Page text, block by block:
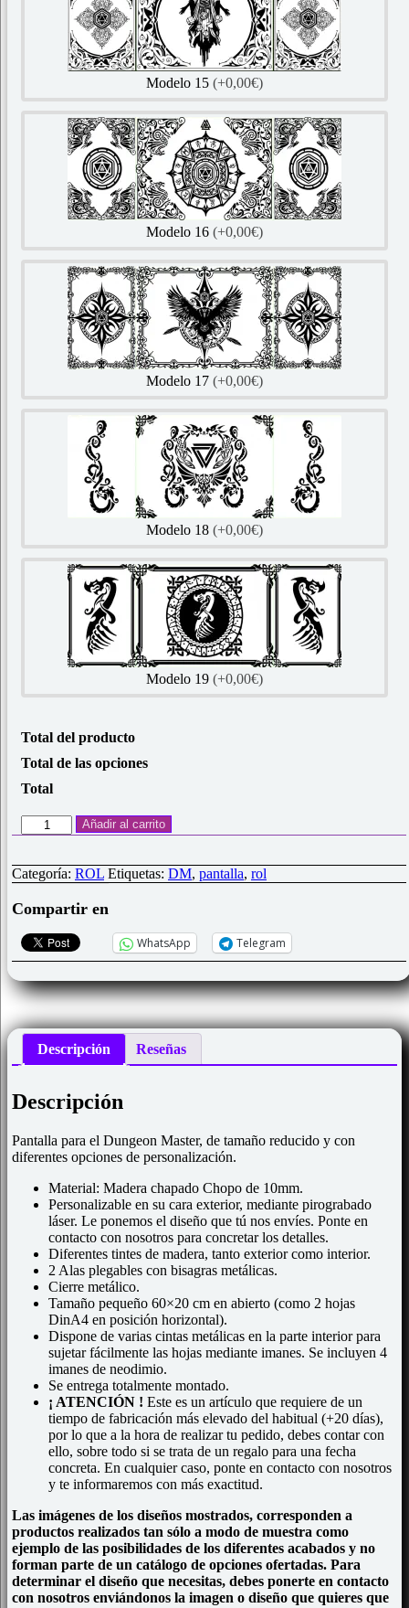
Modelo 15 (+0,00€)
Modelo 16 (+0,00€)
Modelo 17 (+0,00€)
Modelo 18 (+0,00€)
Modelo 19 (+0,00€)
Total del producto
Total de las opciones
Total
Pantalla
Dungeon
"PRO-
Lite"
Personalizable
cantidad
Añadir al carrito
Categoría: ROL Etiquetas: DM, pantalla, rol
Compartir en
WhatsApp Telegram
Descripción Reseñas
Descripción
Pantalla para el Dungeon Master, de tamaño reducido y con
diferentes opciones de personalización.
Material: Madera chapado Chopo de 10mm.
Personalizable en su cara exterior, mediante pirograbado
láser. Le ponemos el diseño que tú nos envíes. Ponte en
contacto con nosotros para concretar los detalles.
Diferentes tintes de madera, tanto exterior como interior.
2 Alas plegables con bisagras metálicas.
Cierre metálico.
Tamaño pequeño 60×20 cm en abierto (como 2 hojas
DinA4 en posición horizontal).
Dispone de varias cintas metálicas en la parte interior para
sujetar fácilmente las hojas mediante imanes. Se incluyen 4
imanes de neodimio.
Se entrega totalmente montado.
¡ ATENCIÓN ! Este es un artículo que requiere de un
tiempo de fabricación más elevado del habitual (+20 días),
por lo que a la hora de realizar tu pedido, debes contar con
ello, sobre todo si se trata de un regalo para una fecha
concreta. En cualquier caso, ponte en contacto con nosotros
y te informaremos con más exactitud.
Las imágenes de los diseños mostrados, corresponden a
productos realizados tan sólo a modo de muestra como
ejemplo de las posibilidades de los diferentes acabados y no
forman parte de un catálogo de opciones ofertadas. Para
determinar el diseño que necesitas, debes ponerte en contacto
con nosotros enviándonos la imagen o diseño que quieres que